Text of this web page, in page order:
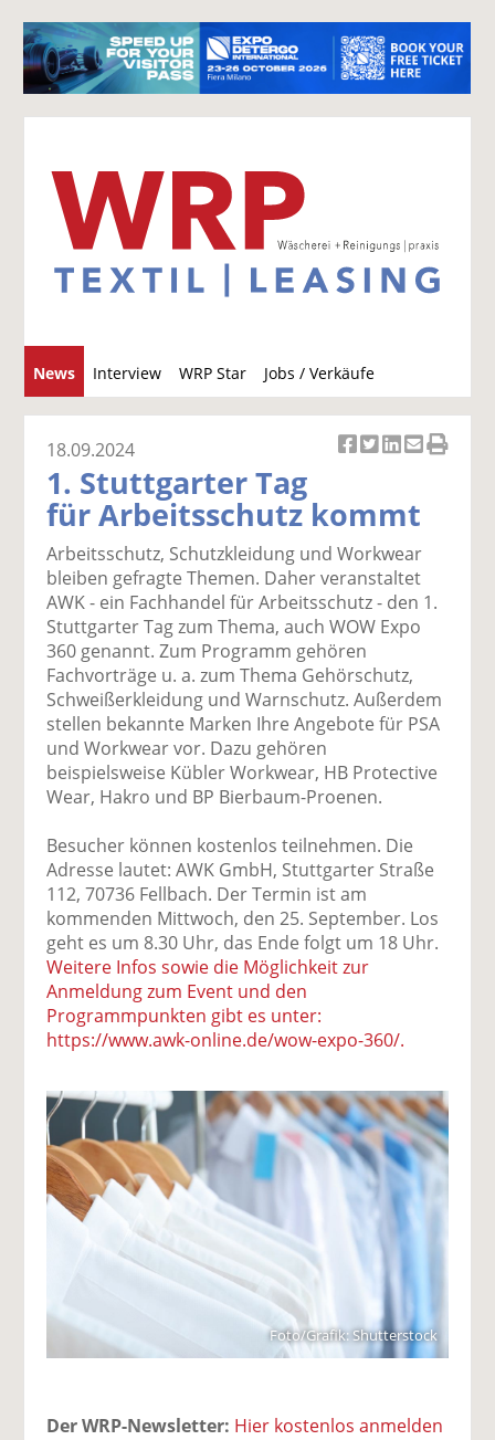
News Interview WRP Star Jobs / Verkäufe
u
c
k
el
a
uf
F
ac
e
b
o
o
k
te
il
n
k
el
t
wi
tt
er
n
k
a
uf
Li
n
e
di
n
te
il
n
k
p
er
E
m
l
v
er
se
n
n
ru
ck
18.09.2024
1. Stuttgarter Tag
für Arbeitsschutz kommt
Arbeitsschutz, Schutzkleidung und Workwear
bleiben gefragte Themen. Daher veranstaltet
AWK - ein Fachhandel für Arbeitsschutz - den 1.
Stuttgarter Tag zum Thema, auch WOW Expo
360 genannt. Zum Programm gehören
Fachvorträge u. a. zum Thema Gehörschutz,
Schweißerkleidung und Warnschutz. Außerdem
stellen bekannte Marken Ihre Angebote für PSA
und Workwear vor. Dazu gehören
beispielsweise Kübler Workwear, HB Protective
Wear, Hakro und BP Bierbaum-Proenen.
Besucher können kostenlos teilnehmen. Die
Adresse lautet: AWK GmbH, Stuttgarter Straße
112, 70736 Fellbach. Der Termin ist am
kommenden Mittwoch, den 25. September. Los
geht es um 8.30 Uhr, das Ende folgt um 18 Uhr.
Weitere Infos sowie die Möglichkeit zur
Anmeldung zum Event und den
Programmpunkten gibt es unter:
https://www.awk-online.de/wow-expo-360/.
Foto/Grafik: Shutterstock
Der WRP-Newsletter: Hier kostenlos anmelden